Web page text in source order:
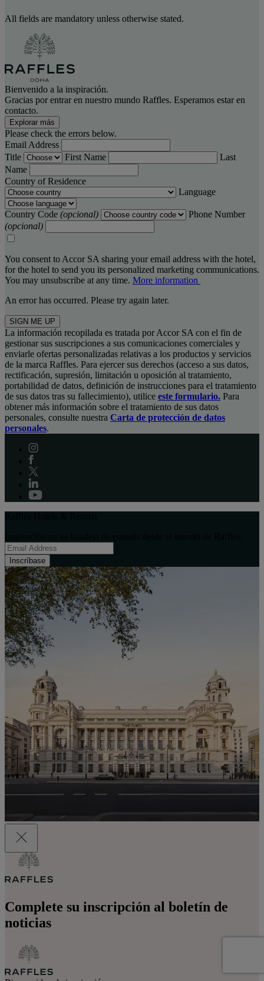
All fields are mandatory unless otherwise stated.
Bienvenido a la inspiración.
Gracias por entrar en nuestro mundo Raffles. Esperamos estar en
contacto.
Explorar más
Please check the errors below.
Email Address
Title
First Name
Last
Name
Country of Residence
Language
Country Code (opcional)
Phone Number
(opcional)
You consent to Accor SA sharing your email address with the hotel,
for the hotel to send you its personalized marketing communications.
You may unsubscribe at any time. More information
An error has occurred. Please try again later.
SIGN ME UP
La información recopilada es tratada por Accor SA con el fin de
gestionar sus suscripciones a sus comunicaciones comerciales y
enviarle ofertas personalizadas relativas a los productos y servicios
de la marca Raffles. Para ejercer sus derechos (acceso a sus datos,
rectificación, supresión, limitación u oposición al tratamiento,
portabilidad de datos, definición de instrucciones para el tratamiento
de sus datos tras su fallecimiento), utilice este formulario. Para
obtener más información sobre el tratamiento de sus datos
personales, consulte nuestra Carta de protección de datos
personales.
Inscríbase
Complete su inscripción al boletín de
noticias